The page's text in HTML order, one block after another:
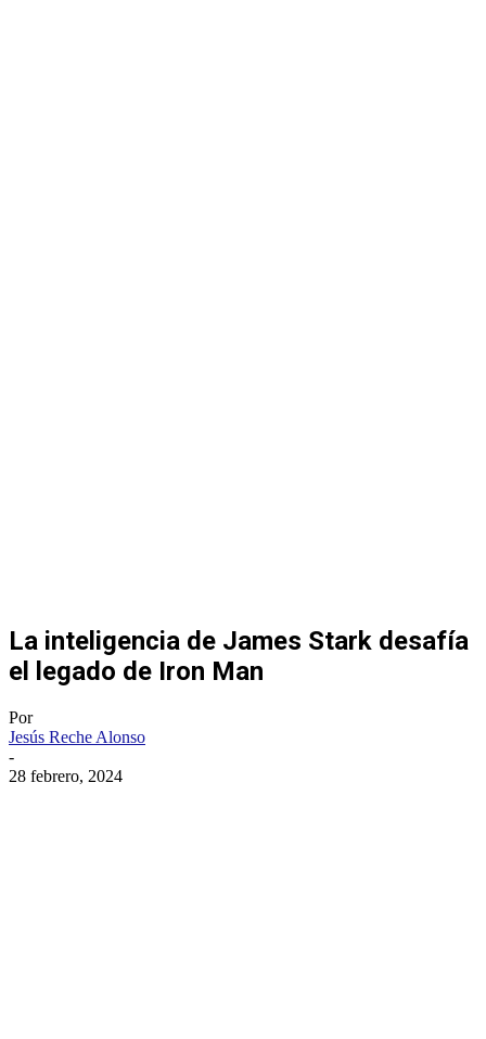
La inteligencia de James Stark desafía
el legado de Iron Man
Por
Jesús Reche Alonso
-
28 febrero, 2024